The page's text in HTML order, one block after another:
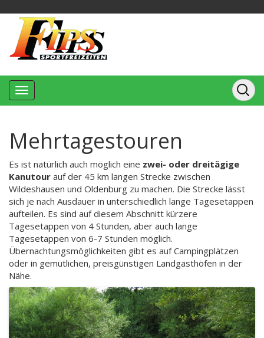
Mehrtagestouren
Es ist natürlich auch möglich eine zwei- oder dreitägige
Kanutour auf der 45 km langen Strecke zwischen
Wildeshausen und Oldenburg zu machen. Die Strecke lässt
sich je nach Ausdauer in unterschiedlich lange Tagesetappen
aufteilen. Es sind auf diesem Abschnitt kürzere
Tagesetappen von 4 Stunden, aber auch lange
Tagesetappen von 6-7 Stunden möglich.
Übernachtungsmöglichkeiten gibt es auf Campingplätzen
oder in gemütlichen, preisgünstigen Landgasthöfen in der
Nähe.